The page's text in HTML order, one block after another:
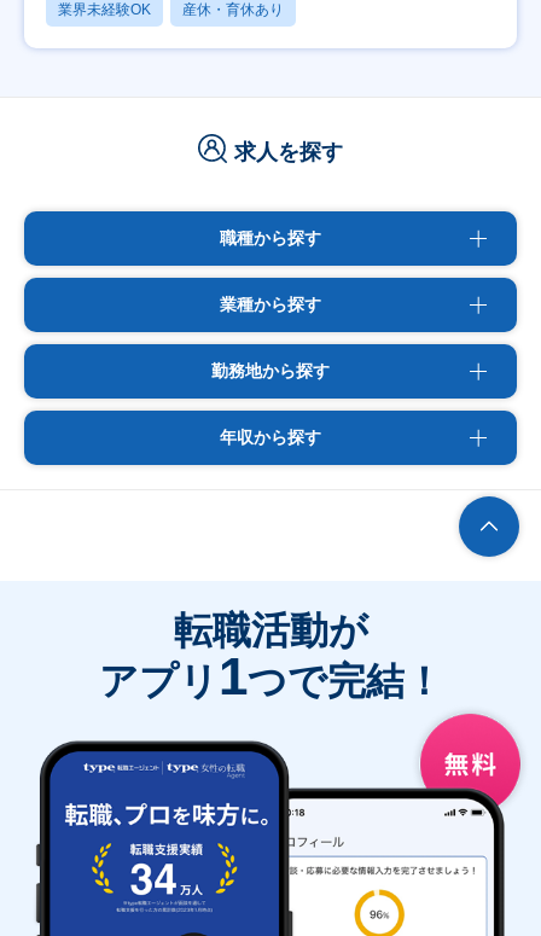
業界未経験OK 産休・育休あり
求人を探す
職種から探す
業種から探す
勤務地から探す
年収から探す
転職活動が
アプリ 1つで完結！